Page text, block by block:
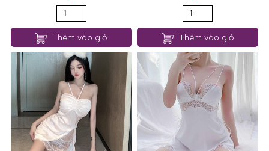
Thêm vào giỏ Thêm vào giỏ